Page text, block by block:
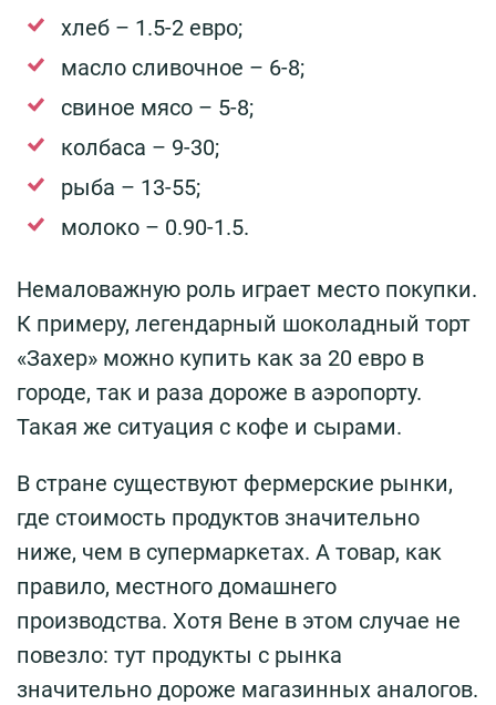
хлеб – 1.5-2 евро;
масло сливочное – 6-8;
свиное мясо – 5-8;
колбаса – 9-30;
рыба – 13-55;
молоко – 0.90-1.5.
Немаловажную роль играет место покупки.
К примеру, легендарный шоколадный торт
«Захер» можно купить как за 20 евро в
городе, так и раза дороже в аэропорту.
Такая же ситуация с кофе и сырами.
В стране существуют фермерские рынки,
где стоимость продуктов значительно
ниже, чем в супермаркетах. А товар, как
правило, местного домашнего
производства. Хотя Вене в этом случае не
повезло: тут продукты с рынка
значительно дороже магазинных аналогов.